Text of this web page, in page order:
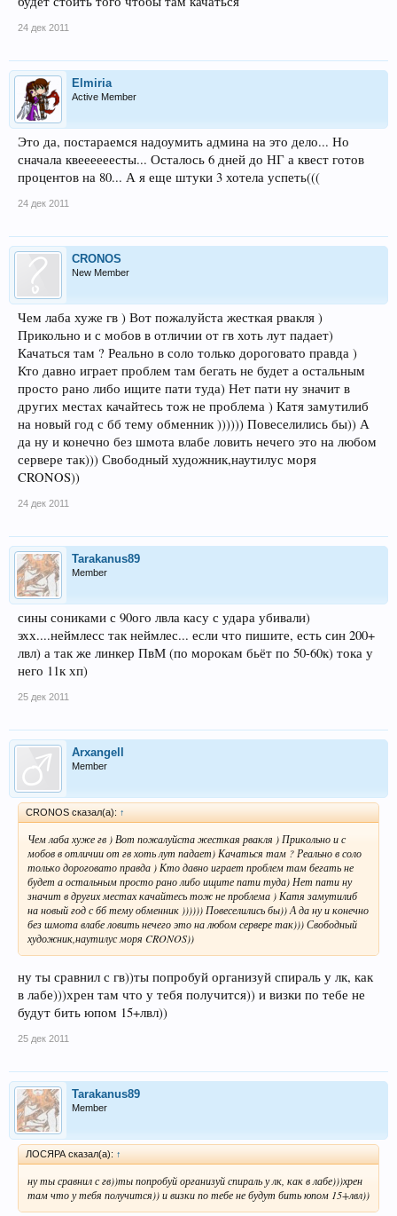
24 дек 2011
Elmiria
Active Member
Это да, постараемся надоумить админа на это дело... Но
сначала квеееееесты... Осталось 6 дней до НГ а квест готов
процентов на 80... А я еще штуки 3 хотела успеть(((
24 дек 2011
CRONOS
New Member
Чем лаба хуже гв ) Вот пожалуйста жесткая рвакля )
Прикольно и с мобов в отличии от гв хоть лут падает)
Качаться там ? Реально в соло только дороговато правда )
Кто давно играет проблем там бегать не будет а остальным
просто рано либо ищите пати туда) Нет пати ну значит в
других местах качайтесь тож не проблема ) Катя замутилиб
на новый год с бб тему обменник )))))) Повеселились бы)) А
да ну и конечно без шмота влабе ловить нечего это на любом
сервере так))) Свободный художник,наутилус моря
CRONOS))
24 дек 2011
Tarakanus89
Member
сины сониками с 90ого лвла касу с удара убивали)
эхх....неймлесс так неймлес... если что пишите, есть син 200+
лвл) а так же линкер ПвМ (по морокам бьёт по 50-60к) тока у
него 11к хп)
25 дек 2011
Arxangell
Member
CRONOS сказал(а): ↑
Чем лаба хуже гв ) Вот пожалуйста жесткая рвакля ) Прикольно и с
мобов в отличии от гв хоть лут падает) Качаться там ? Реально в соло
только дороговато правда ) Кто давно играет проблем там бегать не
будет а остальным просто рано либо ищите пати туда) Нет пати ну
значит в других местах качайтесь тож не проблема ) Катя замутилиб
на новый год с бб тему обменник )))))) Повеселились бы)) А да ну и конечно
без шмота влабе ловить нечего это на любом сервере так))) Свободный
художник,наутилус моря CRONOS))
ну ты сравнил с гв))ты попробуй организуй спираль у лк, как
в лабе)))хрен там что у тебя получится)) и визки по тебе не
будут бить юпом 15+лвл))
25 дек 2011
Tarakanus89
Member
ЛОСЯРА сказал(а): ↑
ну ты сравнил с гв))ты попробуй организуй спираль у лк, как в лабе)))хрен
там что у тебя получится)) и визки по тебе не будут бить юпом 15+лвл))